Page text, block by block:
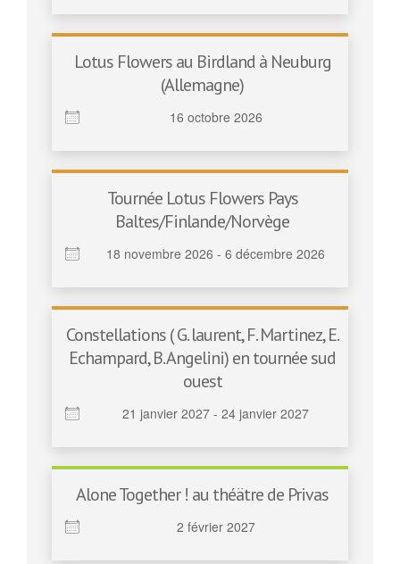
Lotus Flowers au Birdland à Neuburg
(Allemagne)
16 octobre 2026
Tournée Lotus Flowers Pays
Baltes/Finlande/Norvège
18 novembre 2026 - 6 décembre 2026
Constellations ( G. laurent, F. Martinez, E.
Echampard, B. Angelini) en tournée sud
ouest
21 janvier 2027 - 24 janvier 2027
Alone Together ! au théätre de Privas
2 février 2027